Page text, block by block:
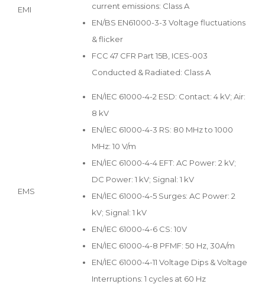
EMI
current emissions: Class A
EN/BS EN61000-3-3 Voltage fluctuations
& flicker
FCC 47 CFR Part 15B, ICES-003
Conducted & Radiated: Class A
EMS
EN/IEC 61000-4-2 ESD: Contact: 4 kV; Air:
8 kV
EN/IEC 61000-4-3 RS: 80 MHz to 1000
MHz: 10 V/m
EN/IEC 61000-4-4 EFT: AC Power: 2 kV;
DC Power: 1 kV; Signal: 1 kV
EN/IEC 61000-4-5 Surges: AC Power: 2
kV; Signal: 1 kV
EN/IEC 61000-4-6 CS: 10V
EN/IEC 61000-4-8 PFMF: 50 Hz, 30A/m
EN/IEC 61000-4-11 Voltage Dips & Voltage
Interruptions: 1 cycles at 60 Hz